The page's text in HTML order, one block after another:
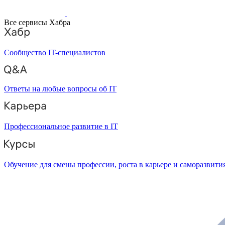
Все сервисы Хабра
Сообщество IT-специалистов
Ответы на любые вопросы об IT
Профессиональное развитие в IT
Обучение для смены профессии, роста в карьере и